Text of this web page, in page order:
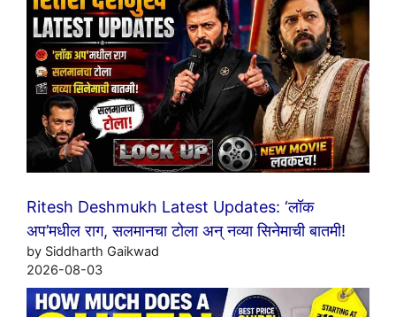
Ritesh Deshmukh Latest Updates: ‘लॉक
अप’मधील राग, सलमानचा टोला अन् नव्या सिनेमाची बातमी!
by Siddharth Gaikwad
2026-08-03